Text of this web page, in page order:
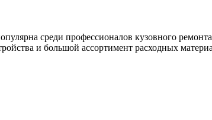
среди профессионалов кузовного
и большой ассортимент расходных